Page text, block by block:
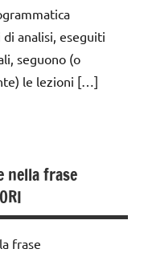
analisi, eseguiti
seguono (o
le lezioni […]
nella frase
frase